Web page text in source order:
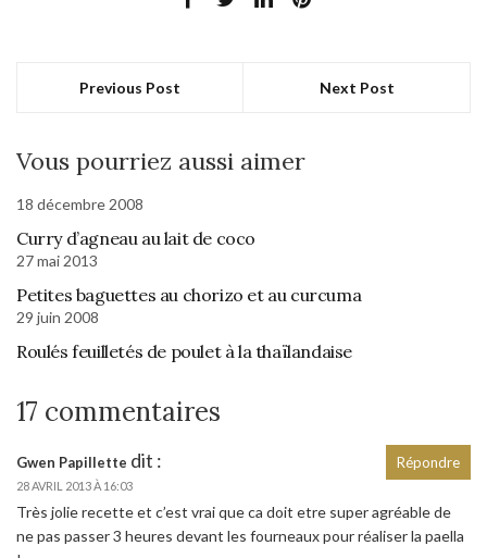
Previous Post Next Post
Vous pourriez aussi aimer
18 décembre 2008
Curry d’agneau au lait de coco
27 mai 2013
Petites baguettes au chorizo et au curcuma
29 juin 2008
Roulés feuilletés de poulet à la thaïlandaise
17 commentaires
Gwen Papillette dit :
28 AVRIL 2013 À 16:03
Très jolie recette et c’est vrai que ca doit etre super agréable de
ne pas passer 3 heures devant les fourneaux pour réaliser la paella
Répondre